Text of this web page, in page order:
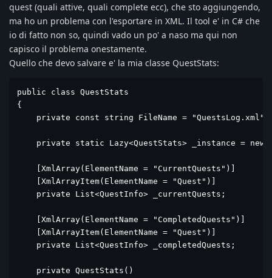
quest (quali attive, quali complete ecc), che sto aggiungendo,
ma ho un problema con l'esportare in XML. Il tool e' in C# che
io di fatto non so, quindi vado un po' a naso ma qui non
capisco il problema onestamente.
Quello che devo salvare e' la mia classe QuestStats:
public class QuestStats
{
    private const string FileName = "QuestsLog.xml";
private static Lazy<QuestStats> _instance = new
    [XmlArray(ElementName = "CurrentQuests")]
    [XmlArrayItem(ElementName = "Quest")]
    private List<QuestInfo> _currentQuests;
    [XmlArray(ElementName = "CompletedQuests")]
    [XmlArrayItem(ElementName = "Quest")]
    private List<QuestInfo> _completedQuests;
    private QuestStats()